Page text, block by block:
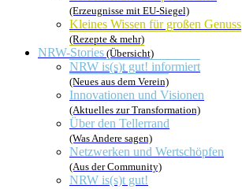
(Erzeugnisse mit EU-Siegel)
Kleines Wissen für großen Genuss
(Rezepte & mehr)
NRW-Stories (Übersicht)
NRW is(s)t gut! informiert
(Neues aus dem Verein)
Innovationen und Visionen
(Aktuelles zur Transformation)
Über den Tellerrand
(Was Andere sagen)
Netzwerken und Wertschöpfen
(Aus der Community)
NRW is(s)t gut!